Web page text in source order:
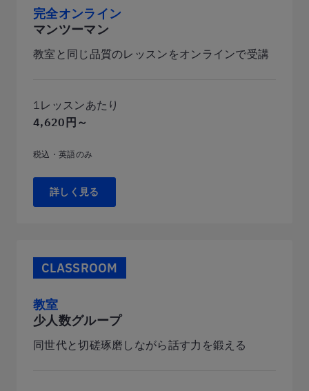
完全オンライン
マンツーマン
教室と同じ品質のレッスンをオンラインで受講
1レッスンあたり
4,620円～
税込・英語のみ
詳しく見る
CLASSROOM
教室
少人数グループ
同世代と切磋琢磨しながら話す力を鍛える